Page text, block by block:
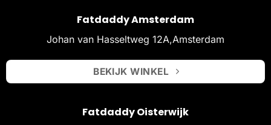
Fatdaddy Amsterdam
Johan van Hasseltweg 12A,Amsterdam
BEKIJK WINKEL
Fatdaddy Oisterwijk